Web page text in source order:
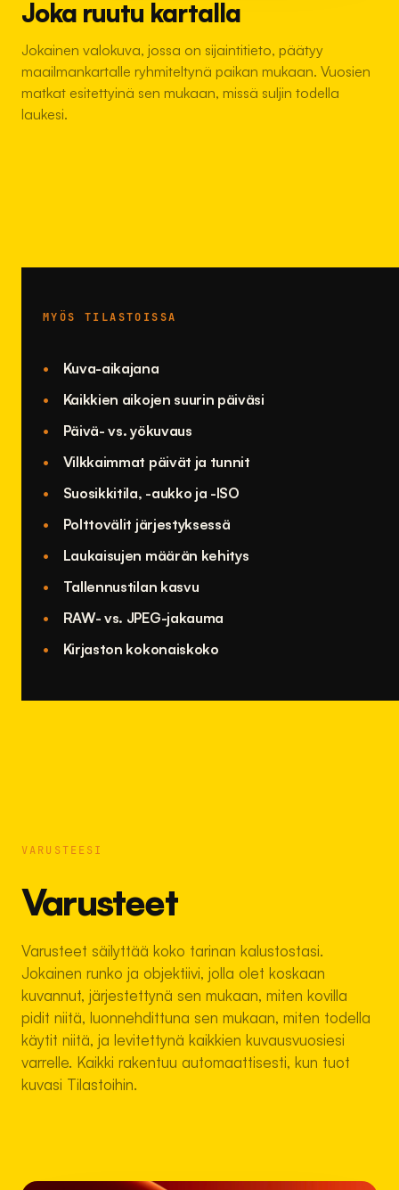
Joka ruutu kartalla
Jokainen valokuva, jossa on sijaintitieto, päätyy
maailmankartalle ryhmiteltynä paikan mukaan. Vuosien
matkat esitettyinä sen mukaan, missä suljin todella
laukesi.
MYÖS TILASTOISSA
Kuva-aikajana
Kaikkien aikojen suurin päiväsi
Päivä- vs. yökuvaus
Vilkkaimmat päivät ja tunnit
Suosikkitila, -aukko ja -ISO
Polttovälit järjestyksessä
Laukaisujen määrän kehitys
Tallennustilan kasvu
RAW- vs. JPEG-jakauma
Kirjaston kokonaiskoko
VARUSTEESI
Varusteet
Varusteet säilyttää koko tarinan kalustostasi.
Jokainen runko ja objektiivi, jolla olet koskaan
kuvannut, järjestettynä sen mukaan, miten kovilla
pidit niitä, luonnehdittuna sen mukaan, miten todella
käytit niitä, ja levitettynä kaikkien kuvausvuosiesi
varrelle. Kaikki rakentuu automaattisesti, kun tuot
kuvasi Tilastoihin.